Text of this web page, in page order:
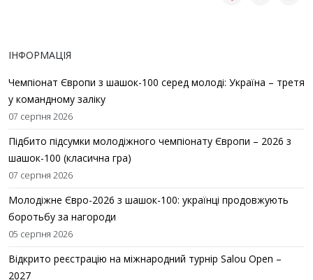
ІНФОРМАЦІЯ
Чемпіонат Європи з шашок-100 серед молоді: Україна – третя
у командному заліку
07 серпня 2026
Підбито підсумки молодіжного чемпіонату Європи – 2026 з
шашок-100 (класична гра)
07 серпня 2026
Молодіжне Євро-2026 з шашок-100: українці продовжують
боротьбу за нагороди
05 серпня 2026
Відкрито реєстрацію на міжнародний турнір Salou Open –
2027